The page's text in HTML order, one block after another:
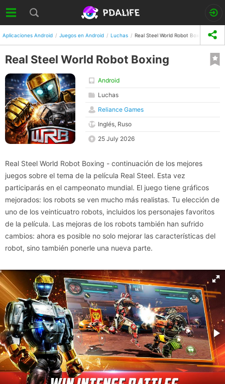
Aplicaciones Android Juegos en Android Luchas Real Steel World Robot Boxing
Real Steel World Robot Boxing
Android
Luchas
Reliance Games
Inglés, Ruso
25 July 2026
Real Steel World Robot Boxing - continuación de los mejores
juegos sobre el tema de la película Real Steel. Esta vez
participarás en el campeonato mundial. El juego tiene gráficos
mejorados: los robots se ven mucho más realistas. Tu elección de
uno de los veinticuatro robots, incluidos los personajes favoritos
de la película. Las mejoras de los robots también han sufrido
cambios: ahora es posible no solo mejorar las características del
robot, sino también ponerle una nueva parte.